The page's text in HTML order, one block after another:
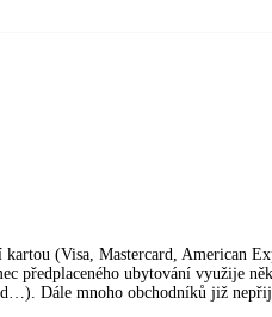
(Visa, Mastercard, American
předplaceného ubytování využije
Dále mnoho obchodníků již